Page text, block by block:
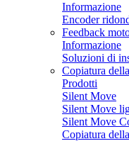
Informazione
Encoder
Feedback
Informazione
Soluzioni di
Copiatura
Prodotti
Silent Move
Silent Move
Silent Move
Copiatura